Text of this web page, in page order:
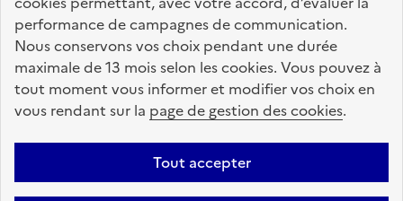
performance de campagnes de communication.
Nous conservons vos choix pendant une durée
maximale de 13 mois selon les cookies. Vous pouvez à
tout moment vous informer et modifier vos choix en
vous rendant sur la page de gestion des cookies.
Tout accepter
La Caisse des Dépôts
accompagne les parcours
de vie
Plan du site Accessibilité : totalement conforme Mentions légales
Données personnelles CGU Politique des cookies